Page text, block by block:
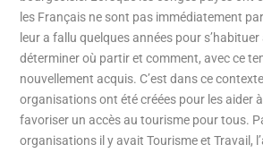
les Français ne sont pas immédiatement
leur a fallu quelques années pour
déterminer où partir et comment, avec ce
nouvellement acquis. C’est dans ce
organisations ont été créées pour les aider à
favoriser un accès au tourisme pour tous.
organisations il y avait Tourisme et Travail,